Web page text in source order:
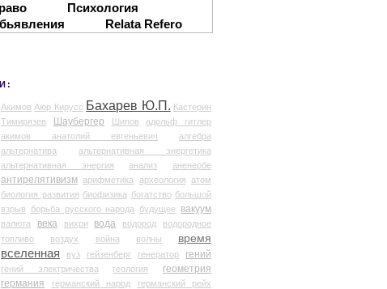
Психология
Relata Refero
Акимов Аюр Кирусс Бахарев Ю.П. Кастерин
Тимирязев
Шаубергер Шипов
адольф гитлер
акимов анатолий евгеньевич
алгебра
альтернатива
альтернативная энергетика
альтернативная энергия
анализ аненербе
антирелятивизм арифметика археология атом
биология развития биофизика богатство большой
взрыв
борьба русского народа будущее вакуум
валюта века вихри вода водород
водородное
топливо
воздух война волны
время
вселенная
вуз гейзенберг генератор гений
гений электричества геология
геометрия
германия
германский народ
германский рейх